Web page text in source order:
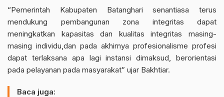
“Pemerintah Kabupaten Batanghari senantiasa terus
mendukung pembangunan zona integritas dapat
meningkatkan kapasitas dan kualitas integritas masing-
masing individu,dan pada akhirnya profesionalisme profesi
dapat terlaksana apa lagi instansi dimaksud, berorientasi
pada pelayanan pada masyarakat” ujar Bakhtiar.
Baca juga: